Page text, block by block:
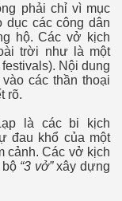
phải chỉ vì mục
dục các công dân
hộ. Các vở kịch
trời như là một
Nội dung
các thần thoại
rõ.
là các bi kịch
đau khổ của một
cảnh. Các vở kịch
“3 vở”xây dựng